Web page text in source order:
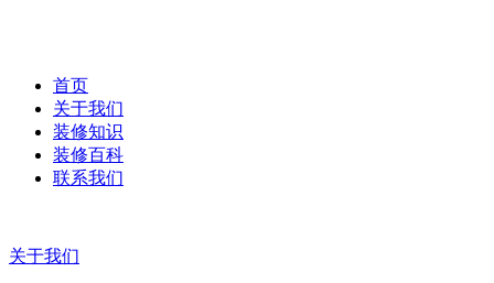
首页
关于我们
装修知识
装修百科
联系我们
关于我们